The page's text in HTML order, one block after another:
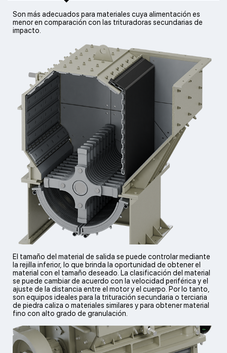
materiales
que no
son muy
duros. Es
para
triturar
materiales
Son más adecuados para materiales cuya alimentación es
menor en comparación con las trituradoras secundarias de
impacto.
El tamaño del material de salida se puede controlar mediante
la rejilla inferior, lo que brinda la oportunidad de obtener el
material con el tamaño deseado. La clasificación del material
se puede cambiar de acuerdo con la velocidad periférica y el
ajuste de la distancia entre el motor y el cuerpo. Por lo tanto,
son equipos ideales para la trituración secundaria o terciaria
de piedra caliza o materiales similares y para obtener material
fino con alto grado de granulación.